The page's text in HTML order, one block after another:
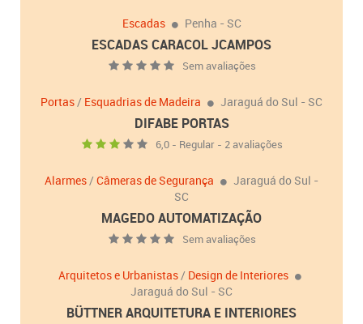
Escadas Penha - SC
ESCADAS CARACOL JCAMPOS
Sem avaliações
Portas/ Esquadrias de Madeira Jaraguá do Sul - SC
DIFABE PORTAS
6,0 - Regular - 2 avaliações
Alarmes/Câmeras de Segurança
Jaraguá do Sul -
SC
MAGEDO AUTOMATIZAÇÃO
Sem avaliações
Arquitetos e Urbanistas/ Design de Interiores
Jaraguá do Sul - SC
BÜTTNER ARQUITETURA E INTERIORES